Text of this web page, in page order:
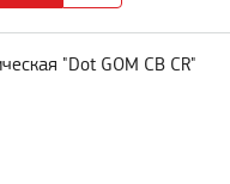
"Dot GOM CB CR"